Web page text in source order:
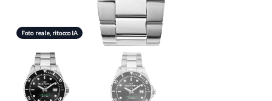
Foto reale, ritocco IA